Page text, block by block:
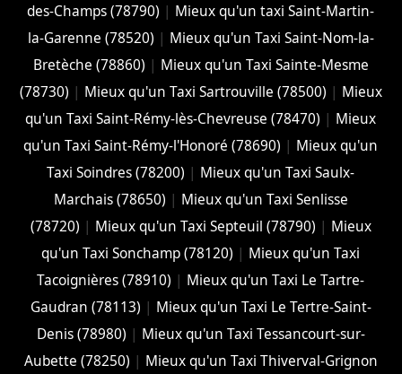
des-Champs (78790) | Mieux qu'un taxi Saint-Martin-
la-Garenne (78520) | Mieux qu'un Taxi Saint-Nom-la-
Bretèche (78860) | Mieux qu'un Taxi Sainte-Mesme
(78730) | Mieux qu'un Taxi Sartrouville (78500) | Mieux
qu'un Taxi Saint-Rémy-lès-Chevreuse (78470) | Mieux
qu'un Taxi Saint-Rémy-l'Honoré (78690) | Mieux qu'un
Taxi Soindres (78200) | Mieux qu'un Taxi Saulx-
Marchais (78650) | Mieux qu'un Taxi Senlisse
(78720) | Mieux qu'un Taxi Septeuil (78790) | Mieux
qu'un Taxi Sonchamp (78120) | Mieux qu'un Taxi
Tacoignières (78910) | Mieux qu'un Taxi Le Tartre-
Gaudran (78113) | Mieux qu'un Taxi Le Tertre-Saint-
Denis (78980) | Mieux qu'un Taxi Tessancourt-sur-
Aubette (78250) | Mieux qu'un Taxi Thiverval-Grignon